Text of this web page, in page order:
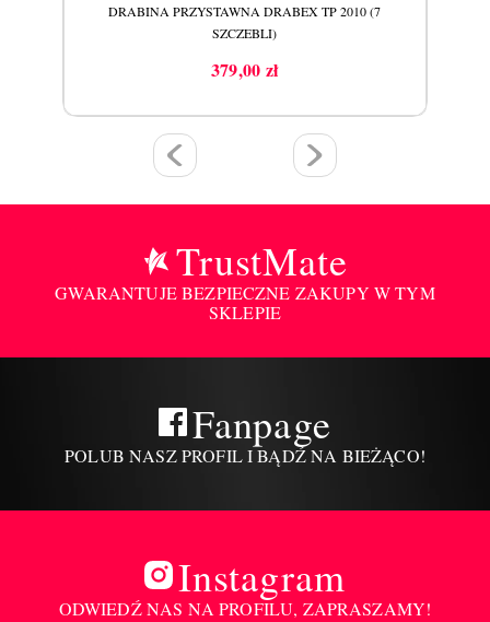
DRABINA PRZYSTAWNA DRABEX TP 2010 (7
SZCZEBLI)
Cena
379,00 zł
TrustMate
GWARANTUJE BEZPIECZNE ZAKUPY W TYM
SKLEPIE
Fanpage
POLUB NASZ PROFIL I BĄDŹ NA BIEŻĄCO!
Instagram
ODWIEDŹ NAS NA PROFILU, ZAPRASZAMY!